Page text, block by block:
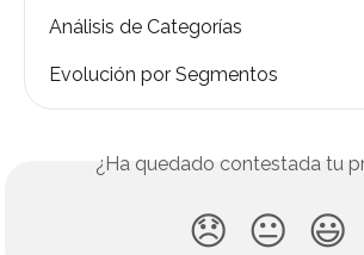
Análisis de Categorías
Evolución por Segmentos
¿Ha quedado contestada tu
😞 😐 😃